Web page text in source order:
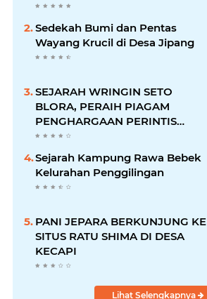
Sedekah Bumi dan Pentas
Wayang Krucil di Desa Jipang
SEJARAH WRINGIN SETO
BLORA, PERAIH PIAGAM
PENGHARGAAN PERINTIS
LINGKUNGAN DARI GUBERNUR
Sejarah Kampung Rawa Bebek
Kelurahan Penggilingan
PANI JEPARA BERKUNJUNG KE
SITUS RATU SHIMA DI DESA
KECAPI
Lihat Selengkapnya